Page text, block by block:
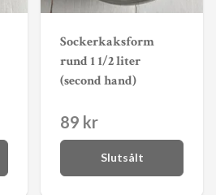
Sockerkaksform
rund 1 1/2 liter
(second hand)
89 kr
Slutsålt